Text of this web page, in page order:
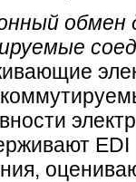
обмен